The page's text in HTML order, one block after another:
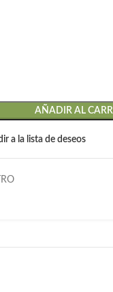
AÑADIR AL
a la lista de deseos